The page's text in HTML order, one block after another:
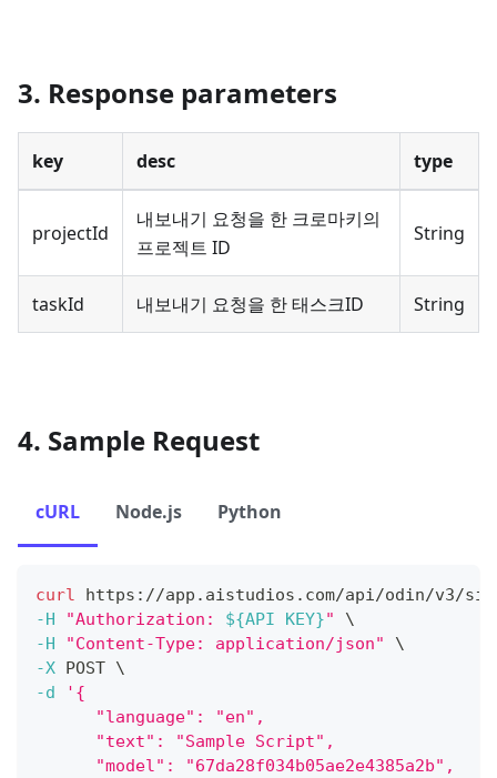
3. Response parameters
key desc type
projectId
내보내기 요청을 한 크로마키의
프로젝트 ID
String
taskId 내보내기 요청을 한 태스크ID String
4. Sample Request
cURL Node.js Python
curl https://app.aistudios.com/api/odin/v3/
-H
"Authorization: ${API KEY}"
\
-H
"Content-Type: application/json"
\
-X POST \
-d
'{
      "language": "en",
      "text": "Sample Script",
      "model": "67da28f034b05ae2e4385a2b",